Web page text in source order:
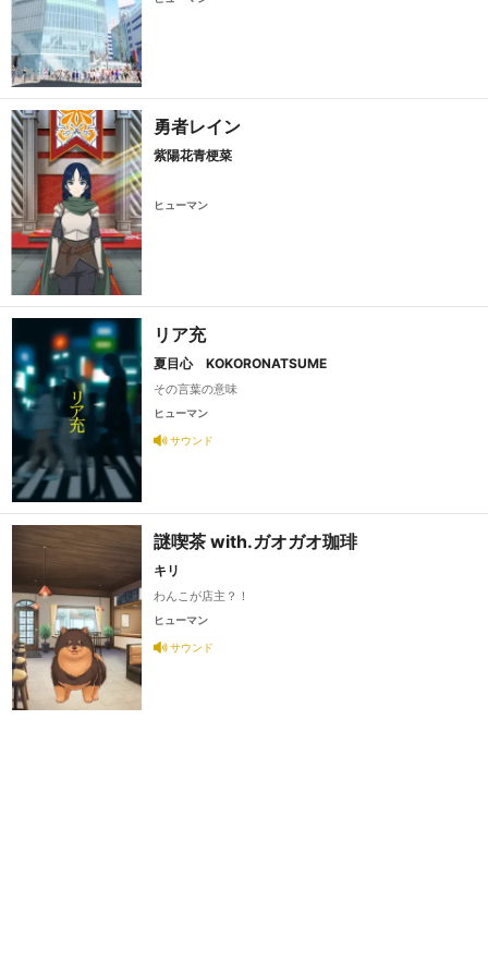
勇者レイン
紫陽花青梗菜
ヒューマン
リア充
夏目心 KOKORONATSUME
その言葉の意味
ヒューマン
サウンド
謎喫茶 with.ガオガオ珈琲
キリ
わんこが店主？！
ヒューマン
サウンド